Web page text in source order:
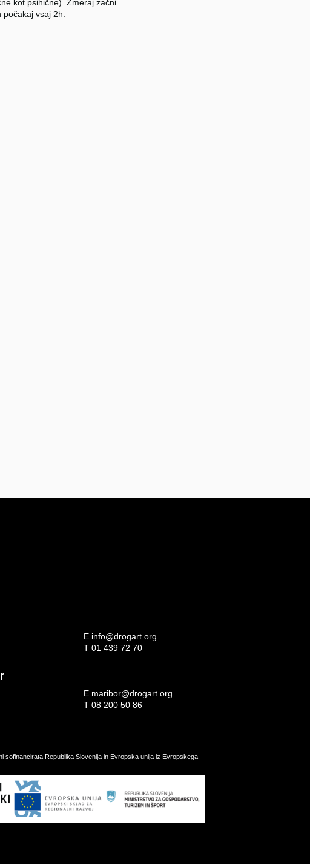
kot psihične). Zmeraj začni
počakaj vsaj 2h.
E info@drogart.org
T 01 439 72 70
E maribor@drogart.org
T 08 200 50 86
sofinancirata Republika Slovenija in Evropska unija iz Evropskega